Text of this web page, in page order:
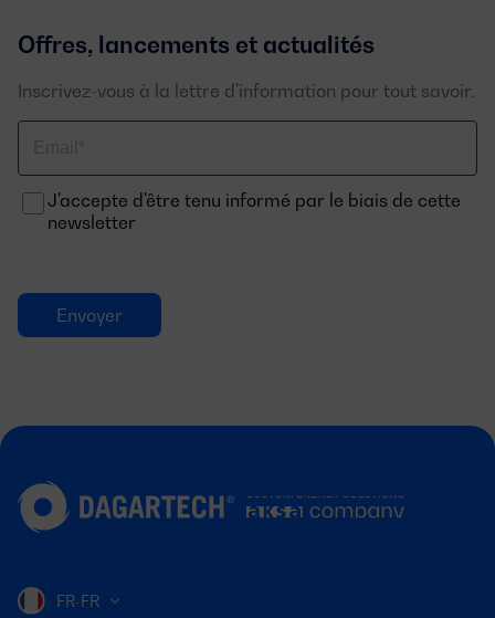
Offres, lancements et actualités
Inscrivez-vous à la lettre d'information pour tout savoir.
J'accepte d'être tenu informé par le biais de cette
newsletter
FR-FR